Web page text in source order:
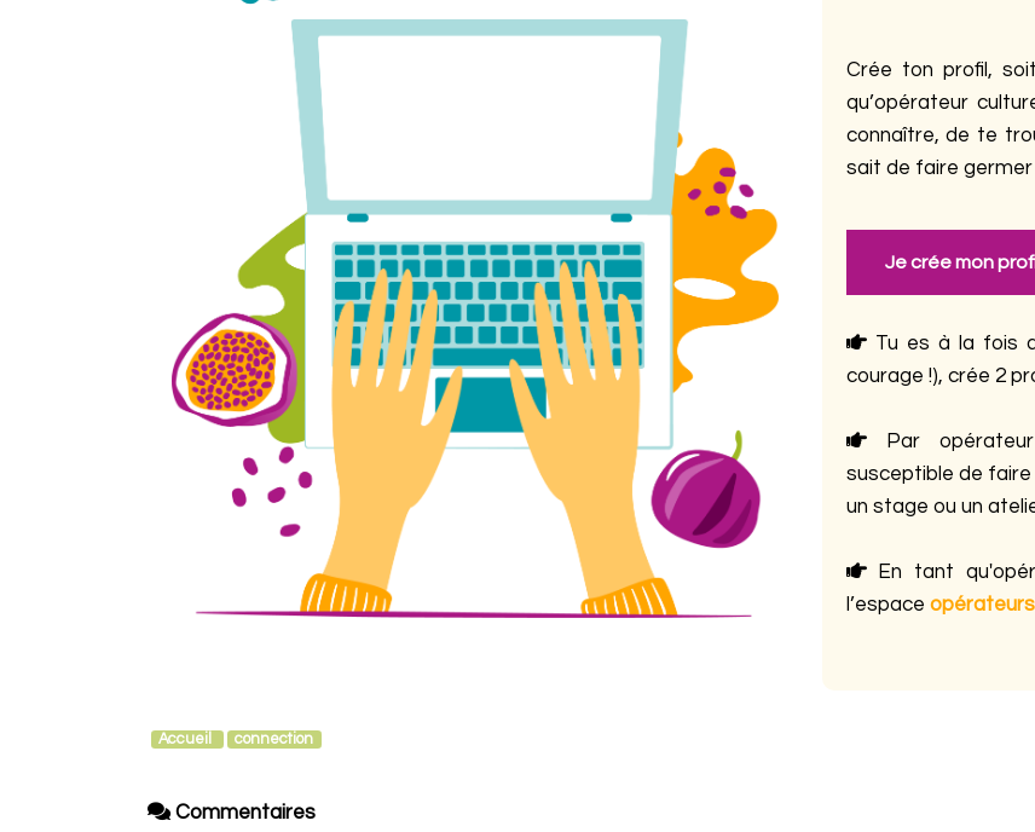
Crée ton profil,
qu’opérateur
connaître, de te
sait de faire
Je crée mon
Tu es à la fois
courage !), crée 2
Par opérateur
susceptible de
un stage ou un
En tant
l’espace opérateurs
Accueil connection
Commentaires